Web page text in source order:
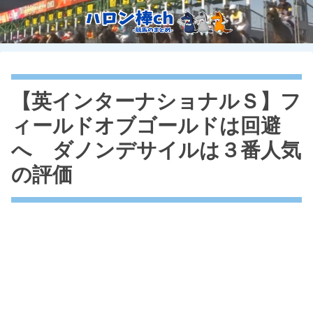
【英インターナショナルＳ】フ
ィールドオブゴールドは回避
へ ダノンデサイルは３番人気
の評価